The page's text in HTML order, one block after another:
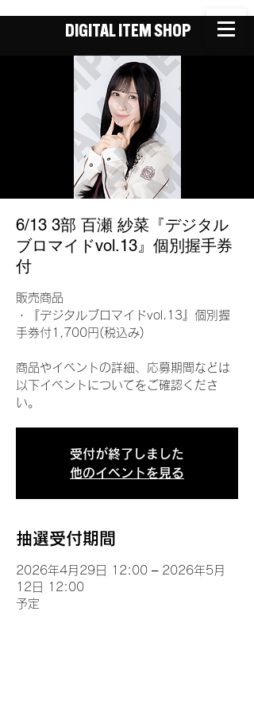
DIGITAL ITEM SHOP
6/13 3部 百瀬 紗菜『デジタル
ブロマイドvol.13』個別握手券
付
販売商品
・『デジタルブロマイドvol.13』個別握
手券付1,700円(税込み)
商品やイベントの詳細、応募期間などは
以下イベントについてをご確認くださ
い。
受付が終了しました
他のイベントを見る
抽選受付期間
2026年4月29日 12:00 – 2026年5月
12日 12:00
予定